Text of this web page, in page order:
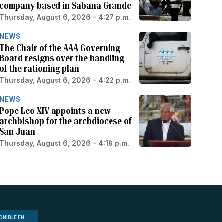
company based in Sabana Grande
Thursday, August 6, 2026 - 4:27 p.m.
NEWS
The Chair of the AAA Governing
Board resigns over the handling
of the rationing plan
Thursday, August 6, 2026 - 4:22 p.m.
NEWS
Pope Leo XIV appoints a new
archbishop for the archdiocese of
San Juan
Thursday, August 6, 2026 - 4:18 p.m.
EN